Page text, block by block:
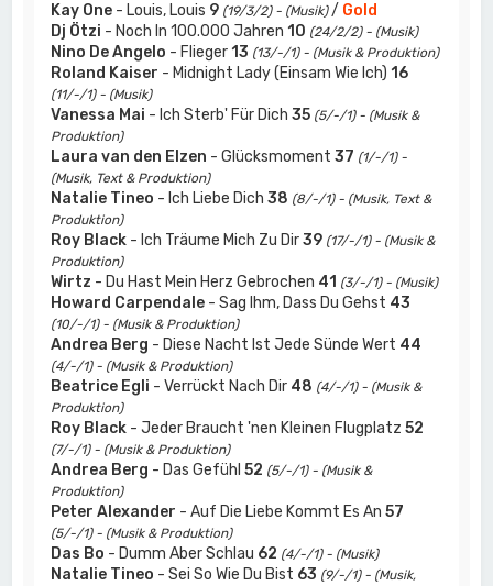
Kay One - Louis, Louis 9 (19/3/2) - (Musik)/ Gold
Dj Ötzi - Noch In 100.000 Jahren 10 (24/2/2) - (Musik)
Nino De Angelo - Flieger 13 (13/-/1) - (Musik & Produktion)
Roland Kaiser - Midnight Lady (Einsam Wie Ich) 16
(11/-/1) - (Musik)
Vanessa Mai - Ich Sterb' Für Dich35 (5/-/1) - (Musik &
Produktion)
Laura van den Elzen - Glücksmoment37 (1/-/1) -
(Musik, Text & Produktion)
Natalie Tineo - Ich Liebe Dich38 (8/-/1) - (Musik, Text &
Produktion)
Roy Black - Ich Träume Mich Zu Dir39 (17/-/1) - (Musik &
Produktion)
Wirtz - Du Hast Mein Herz Gebrochen 41 (3/-/1) - (Musik)
Howard Carpendale - Sag Ihm, Dass Du Gehst 43
(10/-/1) - (Musik & Produktion)
Andrea Berg - Diese Nacht Ist Jede Sünde Wert 44
(4/-/1) - (Musik & Produktion)
Beatrice Egli - Verrückt Nach Dir 48 (4/-/1) - (Musik &
Produktion)
Roy Black - Jeder Braucht 'nen Kleinen Flugplatz52
(7/-/1) - (Musik & Produktion)
Andrea Berg - Das Gefühl52 (5/-/1) - (Musik &
Produktion)
Peter Alexander - Auf Die Liebe Kommt Es An57
(5/-/1) - (Musik & Produktion)
Das Bo - Dumm Aber Schlau 62 (4/-/1) - (Musik)
Natalie Tineo - Sei So Wie Du Bist 63 (9/-/1) - (Musik,